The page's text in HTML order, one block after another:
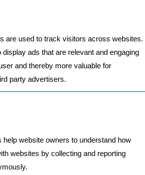
are used to track visitors across websites.
display ads that are relevant and engaging
and thereby more valuable for
party advertisers.
website owners to understand how
websites by collecting and reporting